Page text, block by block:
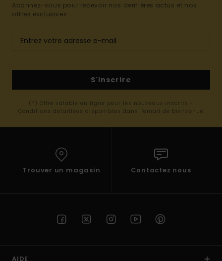
Abonnez-vous pour recevoir nos dernières actus et nos
offres exclusives.
S'inscrire
(*) Offre valable en ligne pour les nouveaux inscrits -
Conditions détaillées disponibles dans l'email de bienvenue
Trouver un magasin Contactez nous
AIDE